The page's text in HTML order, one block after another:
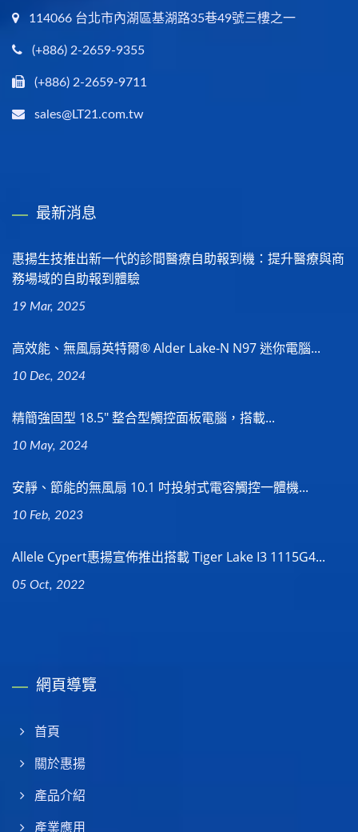
114066 台北市內湖區基湖路35巷49號三樓之一
(+886) 2-2659-9355
(+886) 2-2659-9711
sales@LT21.com.tw
最新消息
惠揚生技推出新一代的診間醫療自助報到機：提升醫療與商
務場域的自助報到體驗
19 Mar, 2025
高效能、無風扇英特爾® Alder Lake-N N97 迷你電腦...
10 Dec, 2024
精簡強固型 18.5" 整合型觸控面板電腦，搭載...
10 May, 2024
安靜、節能的無風扇 10.1 吋投射式電容觸控一體機...
10 Feb, 2023
Allele Cypert惠揚宣佈推出搭載 Tiger Lake I3 1115G4...
05 Oct, 2022
網頁導覽
首頁
關於惠揚
產品介紹
產業應用